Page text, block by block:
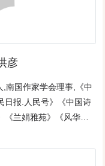
彦
国作家学会理事,《中
日报.人民号》《中国诗
《兰娟雅苑》《风华诗
创） 文/洪 彦有几人
河这纯真的爱情，快乐